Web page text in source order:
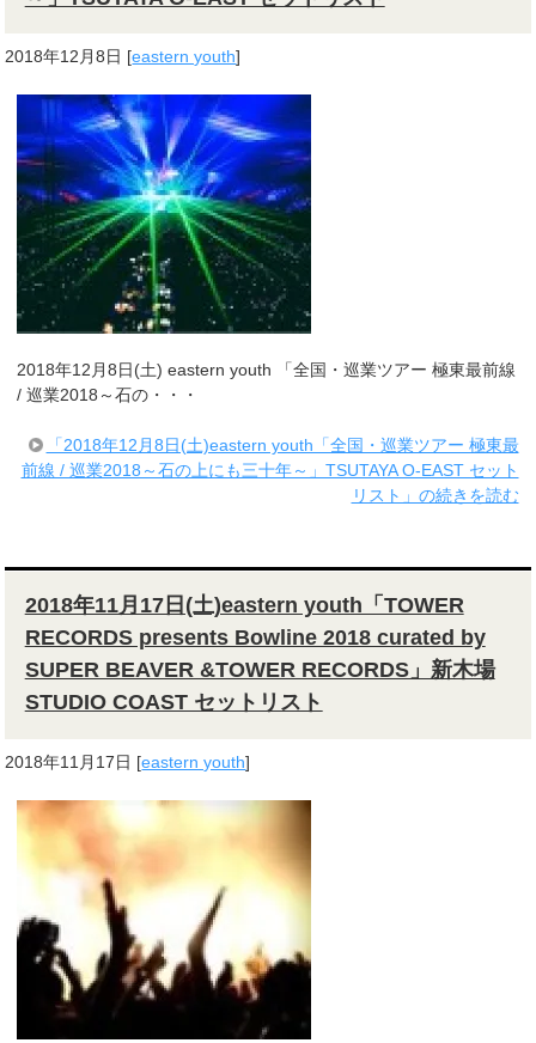
2018年12月8日 [eastern youth]
2018年12月8日(土) eastern youth 「全国・巡業ツアー 極東最前線
/ 巡業2018～石の・・・
「2018年12月8日(土)eastern youth「全国・巡業ツアー 極東最
前線 / 巡業2018～石の上にも三十年～」TSUTAYA O-EAST セット
リスト」の続きを読む
2018年11月17日(土)eastern youth「TOWER
RECORDS presents Bowline 2018 curated by
SUPER BEAVER &TOWER RECORDS」新木場
STUDIO COAST セットリスト
2018年11月17日 [eastern youth]